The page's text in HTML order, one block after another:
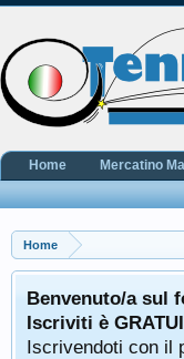
Home
Benvenuto/a sul
Iscriviti è
Iscrivendoti con il
Home Mercatino